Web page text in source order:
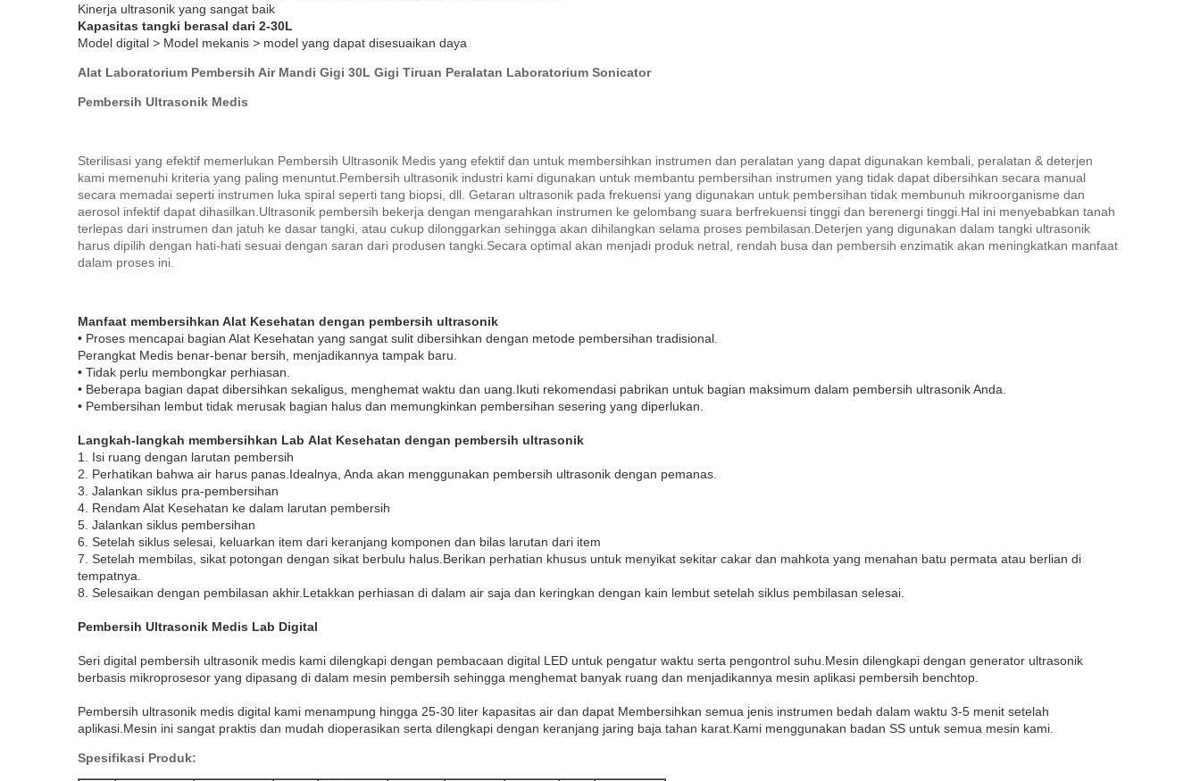
Kinerja ultrasonik yang sangat baik
Kapasitas tangki berasal dari 2-30L
Model digital > Model mekanis > model yang dapat disesuaikan daya
Alat Laboratorium Pembersih Air Mandi Gigi 30L Gigi Tiruan Peralatan Laboratorium Sonicator
Pembersih Ultrasonik Medis
Sterilisasi yang efektif memerlukan Pembersih Ultrasonik Medis yang efektif dan untuk membersihkan instrumen dan peralatan yang dapat digunakan kembali, peralatan & deterjen
kami memenuhi kriteria yang paling menuntut.Pembersih ultrasonik industri kami digunakan untuk membantu pembersihan instrumen yang tidak dapat dibersihkan secara manual
secara memadai seperti instrumen luka spiral seperti tang biopsi, dll. Getaran ultrasonik pada frekuensi yang digunakan untuk pembersihan tidak membunuh mikroorganisme dan
aerosol infektif dapat dihasilkan.Ultrasonik pembersih bekerja dengan mengarahkan instrumen ke gelombang suara berfrekuensi tinggi dan berenergi tinggi.Hal ini menyebabkan tanah
terlepas dari instrumen dan jatuh ke dasar tangki, atau cukup dilonggarkan sehingga akan dihilangkan selama proses pembilasan.Deterjen yang digunakan dalam tangki ultrasonik
harus dipilih dengan hati-hati sesuai dengan saran dari produsen tangki.Secara optimal akan menjadi produk netral, rendah busa dan pembersih enzimatik akan meningkatkan manfaat
dalam proses ini.
Manfaat membersihkan Alat Kesehatan dengan pembersih ultrasonik
• Proses mencapai bagian Alat Kesehatan yang sangat sulit dibersihkan dengan metode pembersihan tradisional.
Perangkat Medis benar-benar bersih, menjadikannya tampak baru.
• Tidak perlu membongkar perhiasan.
• Beberapa bagian dapat dibersihkan sekaligus, menghemat waktu dan uang.Ikuti rekomendasi pabrikan untuk bagian maksimum dalam pembersih ultrasonik Anda.
• Pembersihan lembut tidak merusak bagian halus dan memungkinkan pembersihan sesering yang diperlukan.
Langkah-langkah membersihkan Lab Alat Kesehatan dengan pembersih ultrasonik
1. Isi ruang dengan larutan pembersih
2. Perhatikan bahwa air harus panas.Idealnya, Anda akan menggunakan pembersih ultrasonik dengan pemanas.
3. Jalankan siklus pra-pembersihan
4. Rendam Alat Kesehatan ke dalam larutan pembersih
5. Jalankan siklus pembersihan
6. Setelah siklus selesai, keluarkan item dari keranjang komponen dan bilas larutan dari item
7. Setelah membilas, sikat potongan dengan sikat berbulu halus.Berikan perhatian khusus untuk menyikat sekitar cakar dan mahkota yang menahan batu permata atau berlian di
tempatnya.
8. Selesaikan dengan pembilasan akhir.Letakkan perhiasan di dalam air saja dan keringkan dengan kain lembut setelah siklus pembilasan selesai.
Pembersih Ultrasonik Medis Lab Digital
Seri digital pembersih ultrasonik medis kami dilengkapi dengan pembacaan digital LED untuk pengatur waktu serta pengontrol suhu.Mesin dilengkapi dengan generator ultrasonik
berbasis mikroprosesor yang dipasang di dalam mesin pembersih sehingga menghemat banyak ruang dan menjadikannya mesin aplikasi pembersih benchtop.
Pembersih ultrasonik medis digital kami menampung hingga 25-30 liter kapasitas air dan dapat Membersihkan semua jenis instrumen bedah dalam waktu 3-5 menit setelah
aplikasi.Mesin ini sangat praktis dan mudah dioperasikan serta dilengkapi dengan keranjang jaring baja tahan karat.Kami menggunakan badan SS untuk semua mesin kami.
Spesifikasi Produk: